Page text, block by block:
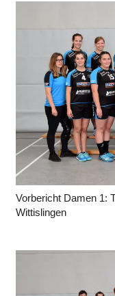
Vorbericht Damen 1:
Wittislingen